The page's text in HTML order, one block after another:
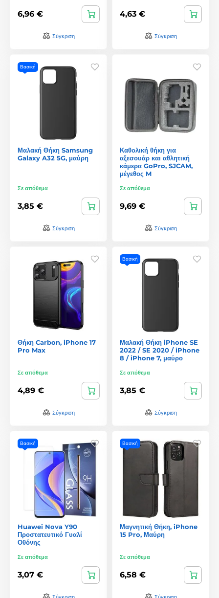
6,96 €
Σύγκριση
4,63 €
Σύγκριση
Βασική
Μαλακή Θήκη Samsung
Galaxy A32 5G, μαύρη
Σε απόθεμα
3,85 €
Σύγκριση
Καθολική θήκη για
αξεσουάρ και αθλητική
κάμερα GoPro, SJCAM,
μέγεθος M
Σε απόθεμα
9,69 €
Σύγκριση
Θήκη Carbon, iPhone 17
Pro Max
Σε απόθεμα
4,89 €
Σύγκριση
Βασική
Μαλακή Θήκη iPhone SE
2022 / SE 2020 / iPhone
8 / iPhone 7, μαύρο
Σε απόθεμα
3,85 €
Σύγκριση
Βασική
Huawei Nova Y90
Προστατευτικό Γυαλί
Οθόνης
Σε απόθεμα
3,07 €
Βασική
Μαγνητική Θήκη, iPhone
15 Pro, Μαύρη
Σε απόθεμα
6,58 €